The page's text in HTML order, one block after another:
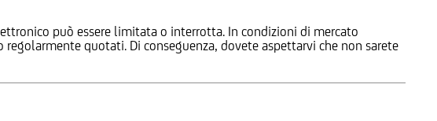
può essere limitata o interrotta. In condizioni di mercato
quotati. Di conseguenza, dovete aspettarvi che non sarete